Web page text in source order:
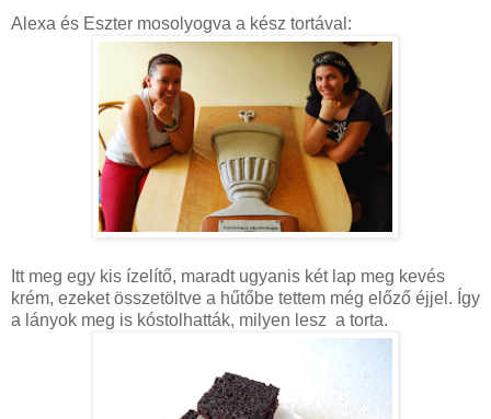
Alexa és Eszter mosolyogva a kész tortával:
Itt meg egy kis ízelítő, maradt ugyanis két lap meg kevés
krém, ezeket összetöltve a hűtőbe tettem még előző éjjel. Így
a lányok meg is kóstolhatták, milyen lesz a torta.